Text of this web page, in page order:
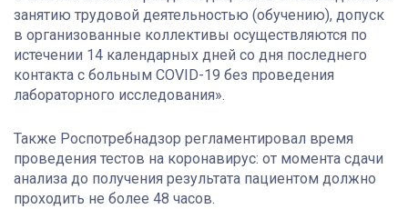
занятию трудовой деятельностью (обучению), допуск
в организованные коллективы осуществляются по
истечении 14 календарных дней со дня последнего
контакта с больным COVID-19 без проведения
лабораторного исследования».
Также Роспотребнадзор регламентировал время
проведения тестов на коронавирус: от момента сдачи
анализа до получения результата пациентом должно
проходить не более 48 часов.